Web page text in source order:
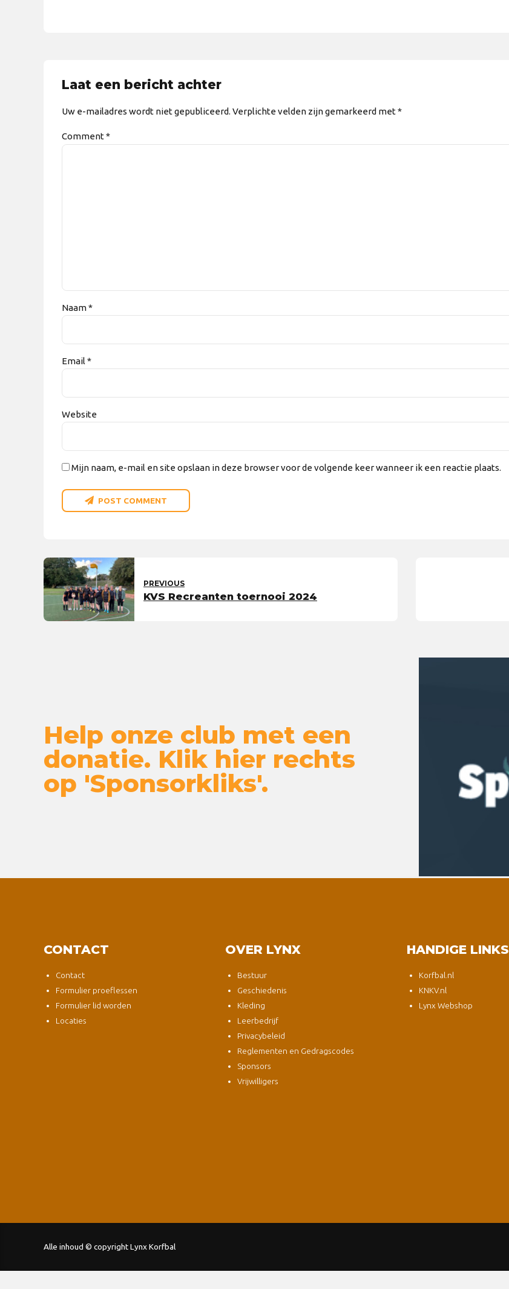
Laat een bericht achter
Uw e-mailadres wordt niet gepubliceerd. Verplichte velden zijn gemarkeerd met *
Comment*
Naam *
Email *
Website
Mijn naam, e-mail en site opslaan in deze browser voor de volgende keer wanneer ik een reactie plaats.
POST COMMENT
PREVIOUS
KVS Recreanten toernooi 2024
Help onze club met een
donatie. Klik hier rechts
op 'Sponsorkliks'.
CONTACT
Contact
Formulier proeflessen
Formulier lid worden
Locaties
OVER LYNX
Bestuur
Geschiedenis
Kleding
Leerbedrijf
Privacybeleid
Reglementen en Gedragscodes
Sponsors
Vrijwilligers
HANDIGE LINKS
Korfbal.nl
KNKV.nl
Lynx Webshop
Alle inhoud © copyright Lynx Korfbal